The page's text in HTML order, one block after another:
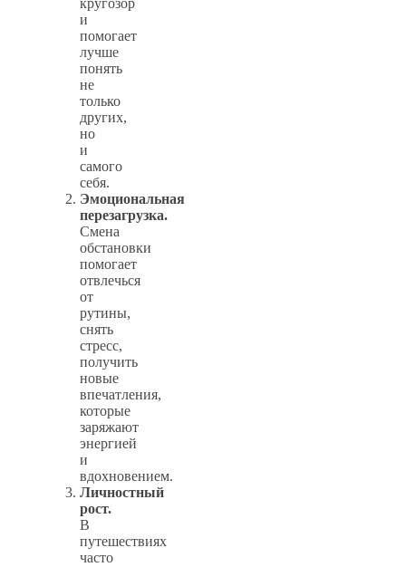
и
помогает
лучше
понять
не
только
других,
но
и
самого
себя.
Эмоциональная
перезагрузка.
Смена
обстановки
помогает
отвлечься
от
рутины,
снять
стресс,
получить
новые
впечатления,
которые
заряжают
энергией
и
вдохновением.
Личностный
рост.
В
путешествиях
часто